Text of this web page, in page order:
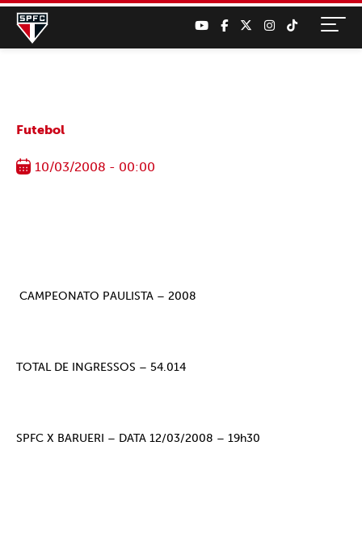
Futebol
10/03/2008 - 00:00
CAMPEONATO PAULISTA – 2008
TOTAL DE INGRESSOS – 54.014
SPFC X BARUERI – DATA 12/03/2008 – 19h30